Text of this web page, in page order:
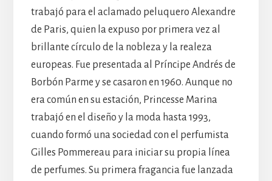
trabajó para el aclamado peluquero Alexandre
de Paris, quien la expuso por primera vez al
brillante círculo de la nobleza y la realeza
europeas. Fue presentada al Príncipe Andrés de
Borbón Parme y se casaron en 1960. Aunque no
era común en su estación, Princesse Marina
trabajó en el diseño y la moda hasta 1993,
cuando formó una sociedad con el perfumista
Gilles Pommereau para iniciar su propia línea
de perfumes. Su primera fragancia fue lanzada